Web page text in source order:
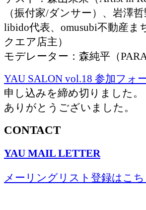
（振付家/ダンサー）、岩澤哲
libido代表、omusubi不動産
クエア店主）
モデレーター：森純平（
YAU SALON vol.18 参加フォ
申し込みを締め切りました。
ありがとうございました。
CONTACT
YAU MAIL LETTER
メーリングリスト登録はこち